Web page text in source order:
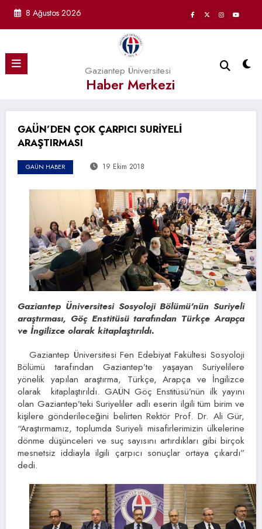
8 Ağustos 2026
Gaziantep Üniversitesi
Haber Merkezi
GAÜN’DEN ÇOK ÇARPICI SURİYELİ
ARAŞTIRMASI
GAÜN HABER 19 Ekim 2018
Gaziantep Üniversitesi Sosyoloji Bölümü’nün Suriyeli
araştırması, Göç Enstitüsü tarafından Türkçe Arapça
ve İngilizce olarak kitaplaştırıldı.
Gaziantep Üniversitesi Fen Edebiyat Fakültesi Sosyoloji
Bölümü tarafından Gaziantep’te yaşayan Suriyelilere
yönelik yapılan araştırma, Türkçe, Arapça ve İngilizce
olarak kitaplaştırıldı. GAÜN Göç Enstitüsü’nün ilk yayını
olan Gaziantep’teki Suriyeliler adlı eserin ilgili tüm birim ve
kişilere gönderileceğini belirten Rektör Prof. Dr. Ali Gür,
“Araştırmamız, toplumda Suriyeli misafirlerimizin ülkelerine
dönme düşünceleri ve suç sayısını artırdıkları gibi birçok
mesnetsiz iddiayla ilgili çarpıcı sonuçlar ortaya çıkardı”
dedi.